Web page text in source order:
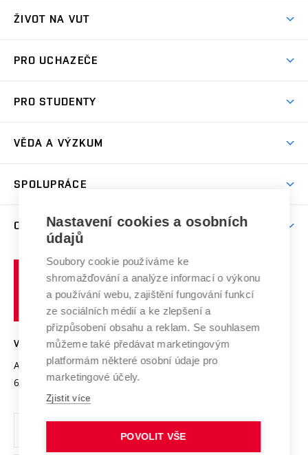
ŽIVOT NA VUT
Koleje
Sport na VUT
PRO UCHAZEČE
Dny otevřených dveří
Celoživotní vzdělávání
E-přihláška
PRO STUDENTY
Harmonogram akademického roku
Závěrečné práce
Doktorské studium
Zpracování osobních údajů studentů
Sociální bezpečí
Studium bez bariér
Podpora podnikání
VĚDA A VÝZKUM
Mezinárodní vědecká rada
Systém zajišťování kvality výzkumu
Výzkumné infrastruktury
Transfer znalostí
Open Science
Projekty
Projekty ze strukturálních fondů
Specifický výzkum
SPOLUPRÁCE
Zahraniční spolupráce
Spolupráce se školami
Služby univerzity
Mezinárodní dohody
Univerzitní sítě
O UNIVERZITĚ
Profil univerzity
Udržitelná univerzita
Podnikavá univerzita / ContriBUTe
Bezpečná univerzita
Vyznamenání
Organizační struktura
Ochrana osobních údajů
učení
technické
VYSOKÉ UČENÍ TECHNICKÉ V BRNĚ
Antonínská 548/1
602 00 Brno
www.vut.cz
vut@vutbr.cz
Nastavení cookies a osobních
údajů
Soubory cookie používáme ke
shromažďování a analýze informací o výkonu
a používání webu, zajištění fungování funkcí
ze sociálních médií a ke zlepšení a
přizpůsobení obsahu a reklam. Se souhlasem
můžeme také předávat marketingovým
platformám některé osobní údaje pro
marketingové účely.
Zjistit více
POVOLIT VŠE